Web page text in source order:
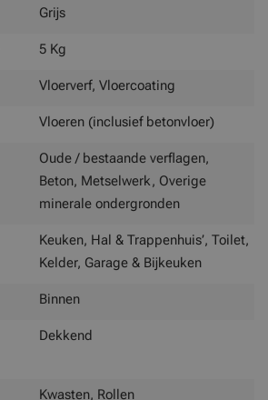
Grijs
5 Kg
Vloerverf, Vloercoating
Vloeren (inclusief betonvloer)
Oude / bestaande verflagen,
Beton, Metselwerk, Overige
minerale ondergronden
Keuken, Hal & Trappenhuis’, Toilet,
Kelder, Garage & Bijkeuken
Binnen
Dekkend
Kwasten, Rollen